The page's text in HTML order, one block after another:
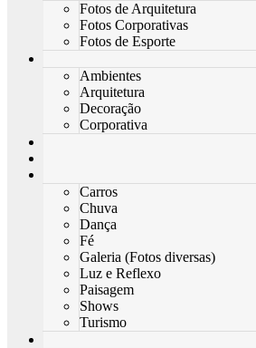
Fotos de Arquitetura
Fotos Corporativas
Fotos de Esporte
Ambientes
Arquitetura
Decoração
Corporativa
Carros
Chuva
Dança
Fé
Galeria (Fotos diversas)
Luz e Reflexo
Paisagem
Shows
Turismo